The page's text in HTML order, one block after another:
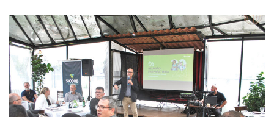
Conhecimento em Bem-Estar Animal no Parque
dos Ipês
Arujá terá novo posto para emissão do Cartão
TOP